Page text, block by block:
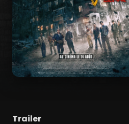
Trailer